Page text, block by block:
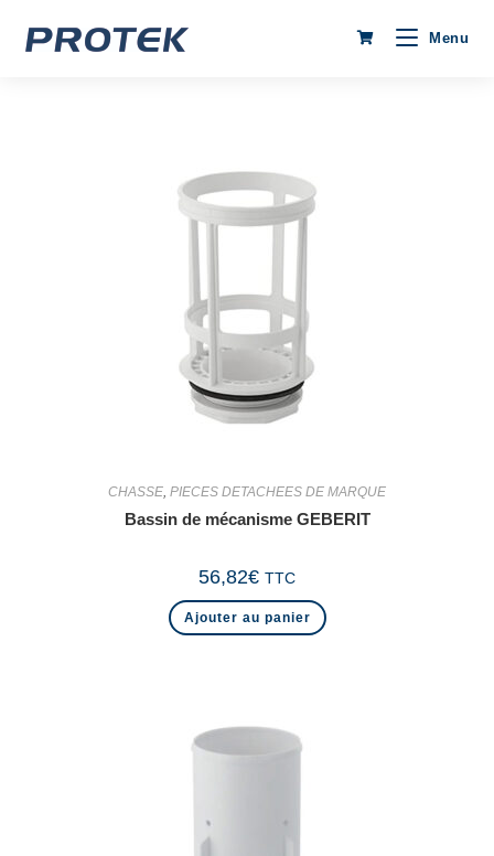
Menu
CHASSE, PIECES DETACHEES DE MARQUE
Bassin de mécanisme GEBERIT
56,82€ TTC
Ajouter au panier